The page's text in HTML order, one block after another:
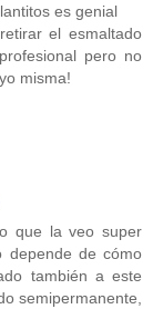
es genial
el esmaltado
pero no
misma!
que la veo super
depende de cómo
también a este
semipermanente,